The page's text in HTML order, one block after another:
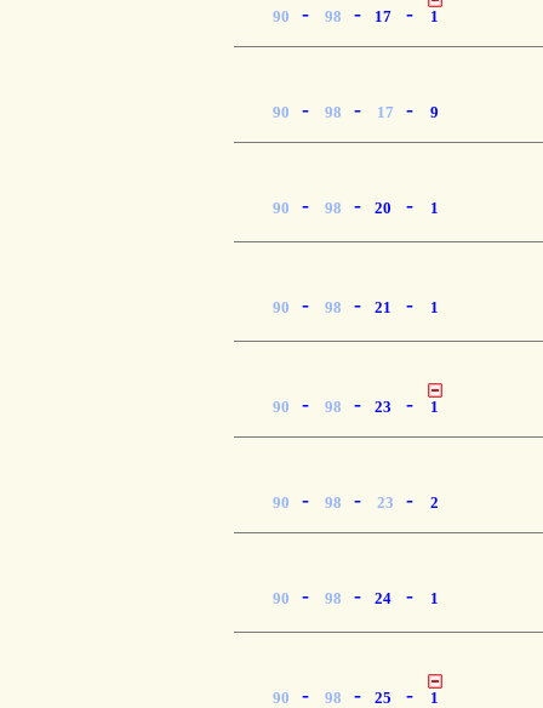
90 - 98 - 17 - 1
90 - 98 - 17 - 9
90 - 98 - 20 - 1
90 - 98 - 21 - 1
90 - 98 - 23 - 1
90 - 98 - 23 - 2
90 - 98 - 24 - 1
90 - 98 - 25 - 1